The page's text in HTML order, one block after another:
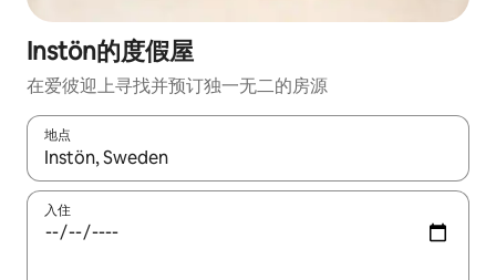
Instön的度假屋
在爱彼迎上寻找并预订独一无二的房源
地点
如有搜索结果，请使用上下方向键查看，或通过点击或滑动手势
入住